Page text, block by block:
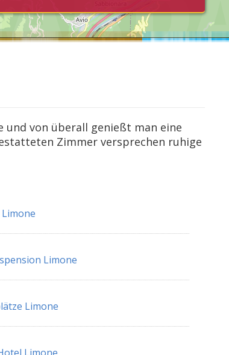
und von überall genießt man eine
Zimmer versprechen ruhige
Limone
Limone
Limone